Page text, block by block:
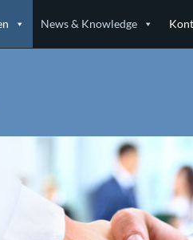
News & Knowledge